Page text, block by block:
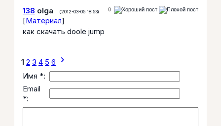
0
138 olga (2012-03-05 18:53)
[Материал]
как скачать doole jump
1 2 3 4 5 6 chevron_right
Имя *:
Email
*: